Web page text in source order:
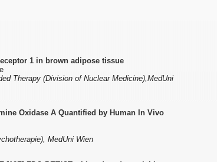
1 in brown adipose tissue
Therapy (Division of Nuclear Medicine),MedUni
Oxidase A Quantified by Human In Vivo
MedUni Wien